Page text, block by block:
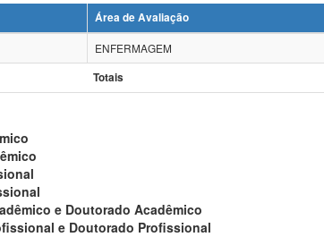
Área de Avaliação
ENFERMAGEM
Totais
e Doutorado Acadêmico
e Doutorado Profissional